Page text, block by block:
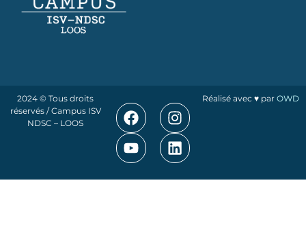
2024 © Tous droits
réservés / Campus ISV
NDSC – LOOS
Réalisé avec ♥ par OWD